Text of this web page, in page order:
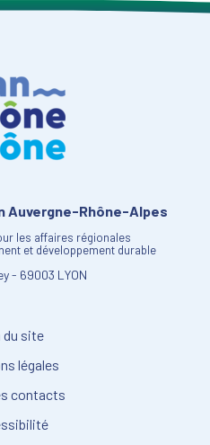
Auvergne-Rhône-Alpes
les affaires régionales
et développement durable
- 69003 LYON
du site
légales
contacts